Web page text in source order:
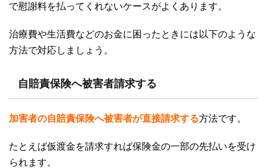
で慰謝料を払ってくれないケースがよくあります。
治療費や生活費などのお金に困ったときには以下のような
方法で対応しましょう。
自賠責保険へ被害者請求する
加害者の自賠責保険へ被害者が直接請求する方法です。
たとえば仮渡金を請求すれば保険金の一部の先払いを受け
られます。